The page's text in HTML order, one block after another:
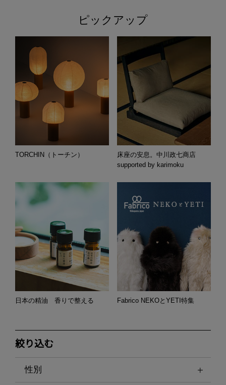
ピックアップ
TORCHIN（トーチン）
床座の安息。中川政七商店
supported by karimoku
日本の精油 香りで整える Fabrico NEKOとYETI特集
絞り込む
性別